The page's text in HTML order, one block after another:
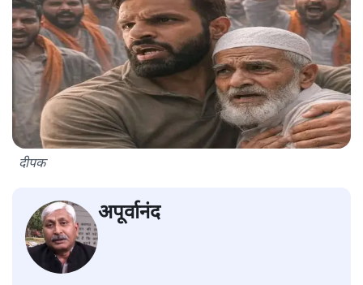
दीपक
अपूर्वानंद